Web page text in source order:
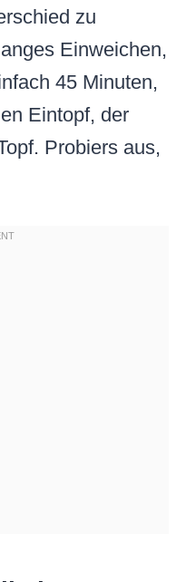
zu
Einweichen,
45 Minuten,
Eintopf, der
Probiers aus,